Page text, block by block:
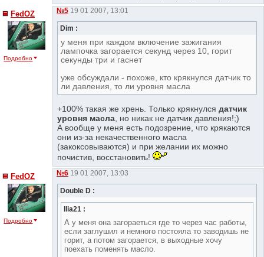
FedOZ
Подробно
№5 19 01 2007, 13:01
Dim :
у меня при каждом включение зажигания
лампочка загорается секунд через 10, горит
секунды три и гаснет
уже обсуждали - похоже, кто крякнулся датчик то
ли давления, то ли уровня масла
+100% такая же хрень. Только крякнулсядатчик
уровня масла , но никак не датчик давления!;)
А вообще у меня есть подозрение, что крякаются
они из-за некачественного масла
(закоксовываются) и при желании их можно
почистив, восстановить!
FedOZ
Подробно
№6 19 01 2007, 13:03
Double D :
Ilia21 :
А у меня она загораеться где то через час работы,
если заглушил и немного постояла то заводишь не
горит, а потом загорается, в выходные хочу
поехать поменять масло.